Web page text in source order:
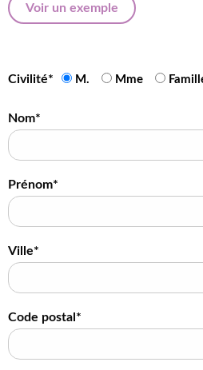
Voir un exemple
Civilité* M. Mme
Nom*
Prénom*
Ville*
Code postal*